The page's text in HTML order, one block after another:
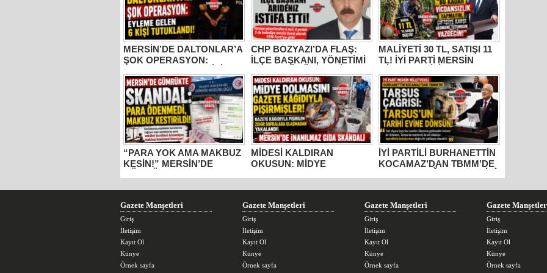
MERSİN’DE DALTONLAR’A
ŞOK OPERASYON:
TUTUKLANDI!
CHP BOZYAZI’DA FLAŞ:
İLÇE BAŞKANI, YÖNETİMİ
PARTİDEN AYRILDI, YENİ
PARTİ’YE GİTTİ!
MALİYETİ 30 TL, SATIŞI 11
TL! İYİ PARTİ MERSİN
BURHANETTİN
KOCAMAZ’DAN İKTİDARA
“ÜZÜM” TEPKİSİ: “BU
KADAR VİCDANSIZLIK
YAPMAYIN!”
“PARA YOK AMA MAKBUZ
KESİN!” MERSİN’DE
MİDESİ KALDIRAN
OKUSUN: MİDYE
MERSİN’DE İNANILMAZ
İYİ PARTİLİ BURHANETTİN
KOCAMAZ’DAN TBMM’DE
TOPRAKLARA DÖNMELİ!”
Gazete Manşetleri
Giriş
İletişim
Kayıt Ol
Künye
Örnek sayfa
Gazete Manşetleri
Giriş
İletişim
Kayıt Ol
Künye
Örnek sayfa
Gazete Manşetleri
Giriş
İletişim
Kayıt Ol
Künye
Örnek sayfa
Gazete
Giriş
İletişim
Kayıt Ol
Künye
Örnek sayfa